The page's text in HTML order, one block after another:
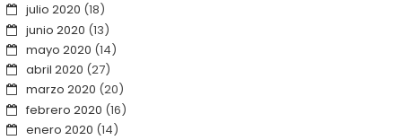
julio 2020 (18)
junio 2020 (13)
mayo 2020 (14)
abril 2020 (27)
marzo 2020 (20)
febrero 2020 (16)
enero 2020 (14)